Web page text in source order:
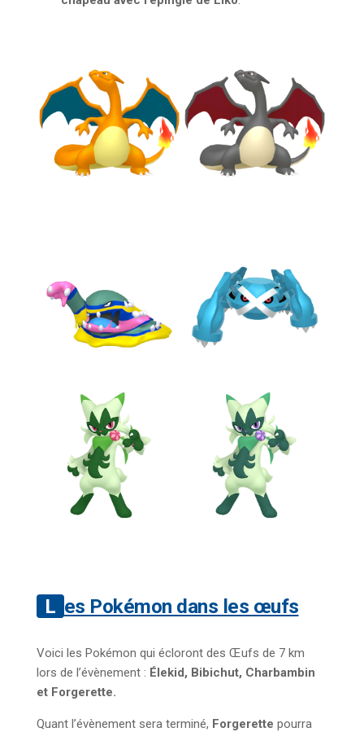
Les Pokémon dans les œufs
Voici les Pokémon qui écloront des Œufs de 7 km
lors de l’évènement : Élekid, Bibichut, Charbambin
et Forgerette.
Quant l’évènement sera terminé, Forgerette pourra